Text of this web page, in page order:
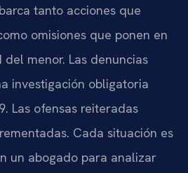
tanto acciones que
omisiones que ponen en
menor. Las denuncias
investigación obligatoria
Las ofensas reiteradas
Cada situación es
un abogado para analizar